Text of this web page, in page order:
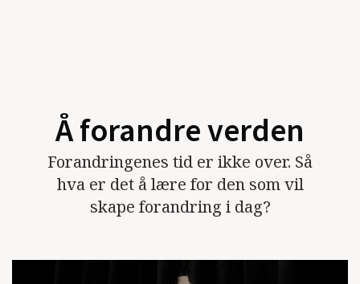
Å forandre verden
Forandringenes tid er ikke over. Så
hva er det å lære for den som vil
skape forandring i dag?